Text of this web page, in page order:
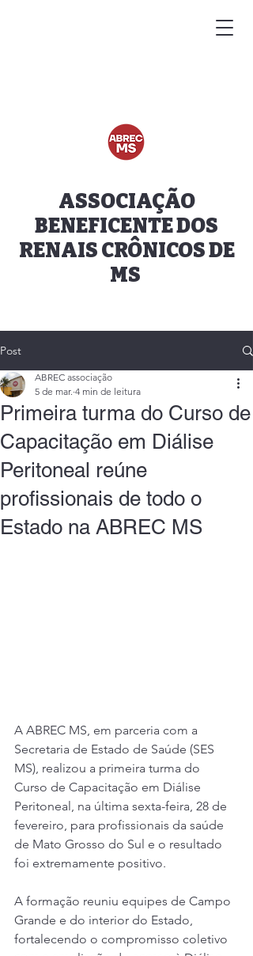
ASSOCIAÇÃO
BENEFICENTE DOS
RENAIS CRÔNICOS DE
MS
Post
Primeira turma do Curso de
Capacitação em Diálise
Peritoneal reúne
profissionais de todo o
Estado na ABREC MS
ABREC associação
5 de mar. 4 min de leitura
A ABREC MS, em parceria com a
Secretaria de Estado de Saúde (SES
MS), realizou a primeira turma do
Curso de Capacitação em Diálise
Peritoneal, na última sexta-feira, 28 de
fevereiro, para profissionais da saúde
de Mato Grosso do Sul e o resultado
foi extremamente positivo.
A formação reuniu equipes de Campo
Grande e do interior do Estado,
fortalecendo o compromisso coletivo